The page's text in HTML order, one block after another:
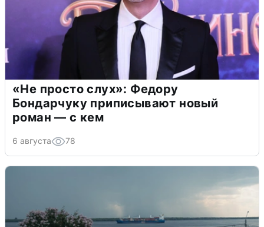
«Не просто слух»: Федору
Бондарчуку приписывают новый
роман — с кем
6 августа 78